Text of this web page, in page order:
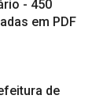
- 450
em PDF
de